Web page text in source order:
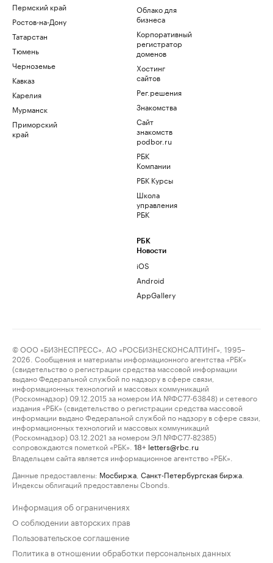
Пермский край
Ростов-на-Дону
Татарстан
Тюмень
Черноземье
Кавказ
Карелия
Мурманск
Приморский
край
Облако для
бизнеса
Корпоративный
регистратор
доменов
Хостинг
сайтов
Рег.решения
Знакомства
Сайт
знакомств
podbor.ru
РБК
Компании
РБК Курсы
Школа
управления
РБК
РБК
Новости
iOS
Android
AppGallery
© ООО «БИЗНЕСПРЕСС», АО «РОСБИЗНЕСКОНСАЛТИНГ», 1995–
2026. Сообщения и материалы информационного агентства «РБК»
(свидетельство о регистрации средства массовой информации
выдано Федеральной службой по надзору в сфере связи,
информационных технологий и массовых коммуникаций
(Роскомнадзор) 09.12.2015 за номером ИА №ФС77-63848) и сетевого
издания «РБК» (свидетельство о регистрации средства массовой
информации выдано Федеральной службой по надзору в сфере связи,
информационных технологий и массовых коммуникаций
(Роскомнадзор) 03.12.2021 за номером ЭЛ №ФС77-82385)
сопровождаются пометкой «РБК».
18+ letters@rbc.ru
Владельцем сайта является информационное агентство «РБК».
Данные предоставлены: Мосбиржа Санкт-Петербургская биржа
Индексы облигаций предоставлены Cbonds.
Информация об ограничениях
О соблюдении авторских прав
Пользовательское соглашение
Политика в отношении обработки персональных данных